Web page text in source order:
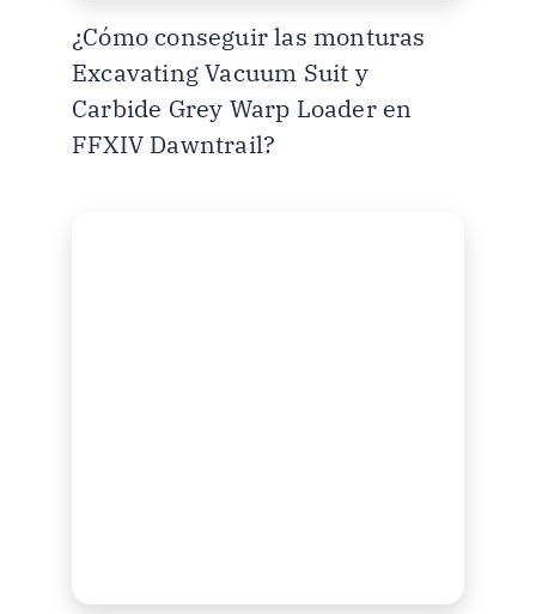
¿Cómo conseguir las monturas
Excavating Vacuum Suit y
Carbide Grey Warp Loader en
FFXIV Dawntrail?